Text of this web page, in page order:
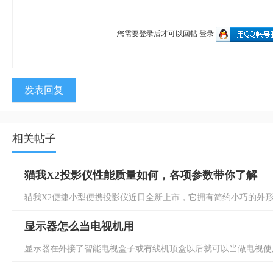
您需要登录后才可以回帖 登录
发表回复
相关帖子
猫我X2投影仪性能质量如何，各项参数带你了解
猫我X2便捷小型便携投影仪近日全新上市，它拥有简约小巧的外
显示器怎么当电视机用
显示器在外接了智能电视盒子或有线机顶盒以后就可以当做电视